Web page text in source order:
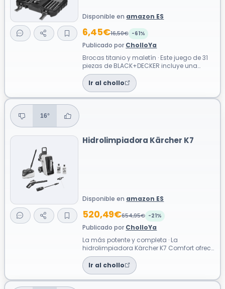
Disponible en amazon ES
6,45€16,50€ -61%
Publicado por CholloYa
Brocas titanio y maletín · Este juego de 31
piezas de BLACK+DECKER incluye una
selección de brocas y accesorios para ...
Ir al chollo
16°
Hidrolimpiadora Kärcher K7
Disponible en amazon ES
520,49€654,95€ -21%
Publicado por CholloYa
La más potente y completa · La
hidrolimpiadora Kärcher K7 Comfort ofrece
la máxima potencia de la serie para
afrontar...
Ir al chollo